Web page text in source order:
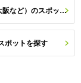
飲食店・ドッグカフェx大阪南部（堺・関西空港・東大阪など）のスポット一覧
ポットを探す